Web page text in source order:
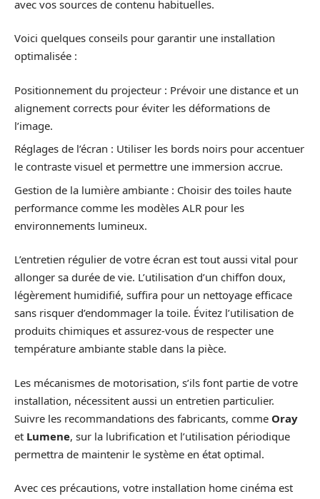
avec vos sources de contenu habituelles.
Voici quelques conseils pour garantir une installation
optimalisée :
Positionnement du projecteur : Prévoir une distance et un
alignement corrects pour éviter les déformations de
l’image.
Réglages de l’écran : Utiliser les bords noirs pour accentuer
le contraste visuel et permettre une immersion accrue.
Gestion de la lumière ambiante : Choisir des toiles haute
performance comme les modèles ALR pour les
environnements lumineux.
L’entretien régulier de votre écran est tout aussi vital pour
allonger sa durée de vie. L’utilisation d’un chiffon doux,
légèrement humidifié, suffira pour un nettoyage efficace
sans risquer d’endommager la toile. Évitez l’utilisation de
produits chimiques et assurez-vous de respecter une
température ambiante stable dans la pièce.
Les mécanismes de motorisation, s’ils font partie de votre
installation, nécessitent aussi un entretien particulier.
Suivre les recommandations des fabricants, comme Oray
et Lumene, sur la lubrification et l’utilisation périodique
permettra de maintenir le système en état optimal.
Avec ces précautions, votre installation home cinéma est